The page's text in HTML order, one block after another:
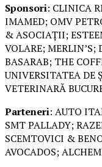
Sponsori: CLINICA
IMAMED; OMV
& ASOCIAȚII;
VOLARE;
BASARAB; THE
UNIVERSITATEA DE
VETERINARĂ
Parteneri: AUTO
SMT PALLADY;
SCEMTOVICI &
AVOCADOS;